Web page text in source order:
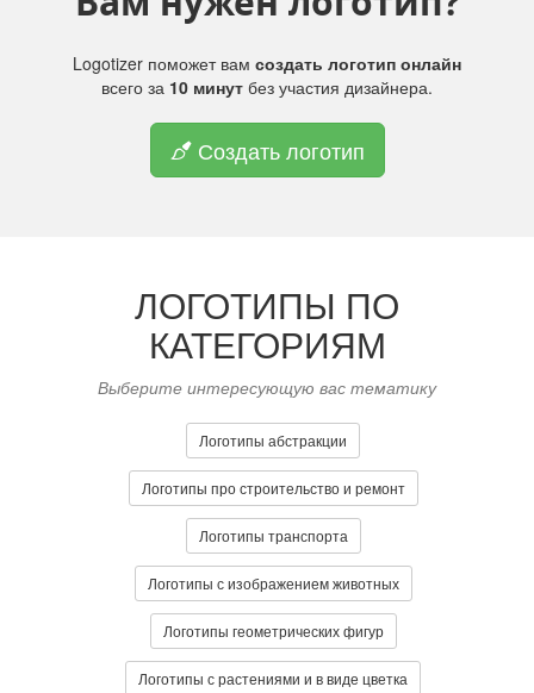
Logotizer поможет вам создать логотип онлайн
всего за 10 минут без участия дизайнера.
Создать логотип
ЛОГОТИПЫ ПО
КАТЕГОРИЯМ
Выберите интересующую вас тематику
Логотипы абстракции
Логотипы про строительство и ремонт
Логотипы транспорта
Логотипы с изображением животных
Логотипы геометрических фигур
Логотипы с растениями и в виде цветка